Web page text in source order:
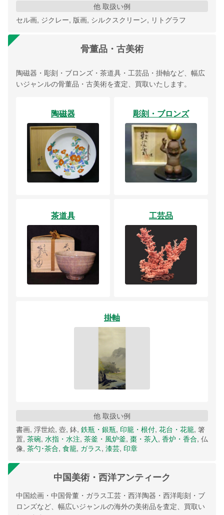
他 取扱い例
セル画, ジクレー, 版画, シルクスクリーン, リトグラフ
骨董品・古美術
陶磁器・彫刻・ブロンズ・茶道具・工芸品・掛軸など、幅広
いジャンルの骨董品・古美術を査定、買取いたします。
陶磁器 彫刻・ブロンズ
茶道具 工芸品
掛軸
他 取扱い例
書画, 浮世絵, 壺, 鉢, 鉄瓶・銀瓶, 印籠・根付, 花台・花籠, 箸
置, 茶碗, 水指・水注, 茶釜・風炉釜, 棗・茶入, 香炉・香合, 仏
像, 茶勺･茶合, 食籠, ガラス, 漆芸, 印章
中国美術・西洋アンティーク
中国絵画・中国骨董・ガラス工芸・西洋陶器・西洋彫刻・ブ
ロンズなど、幅広いジャンルの海外の美術品を査定、買取い